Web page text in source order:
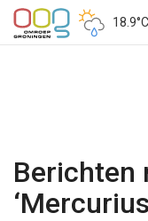
18.9°C
Berichten